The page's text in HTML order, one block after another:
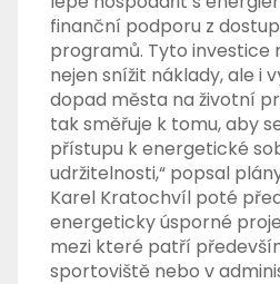
finanční podporu z
programů. Tyto investice
nejen snížit náklady, ale i
dopad města na životní
tak směřuje k tomu, aby
přístupu k energetické
udržitelnosti,“ popsal
Karel Kratochvíl poté
energeticky úsporné
mezi které patří
sportoviště nebo v